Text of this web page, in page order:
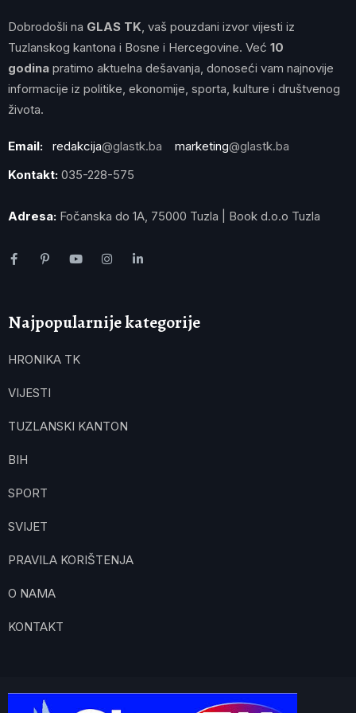
Dobrodošli na GLAS TK , vaš pouzdani izvor vijesti iz
Tuzlanskog kantona i Bosne i Hercegovine. Već 10
godina pratimo aktuelna dešavanja, donoseći vam najnovije
informacije iz politike, ekonomije, sporta, kulture i društvenog
života.
Email: redakcija@glastk.ba marketing@glastk.ba
Kontakt: 035-228-575
Adresa: Fočanska do 1A, 75000 Tuzla | Book d.o.o Tuzla
Najpopularnije kategorije
HRONIKA TK
VIJESTI
TUZLANSKI KANTON
BIH
SPORT
SVIJET
PRAVILA KORIŠTENJA
O NAMA
KONTAKT